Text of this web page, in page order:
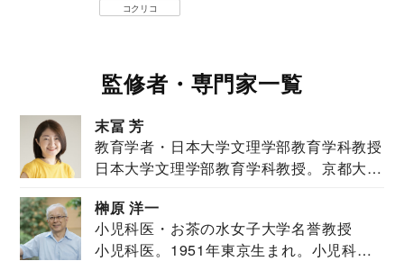
コクリコ
監修者・専門家一覧
末冨 芳
教育学者・日本大学文理学部教育学科教授
日本大学文理学部教育学科教授。京都大学
榊原 洋一
小児科医・お茶の水女子大学名誉教授
小児科医。1951年東京生まれ。小児科